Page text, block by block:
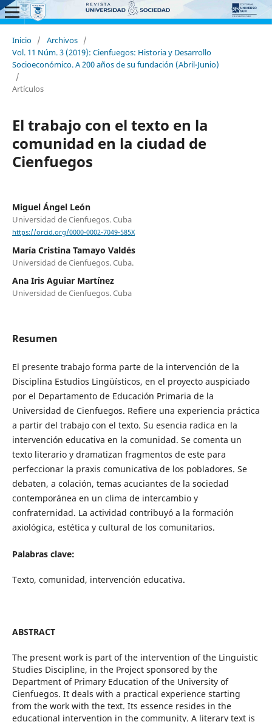
Inicio / Archivos /
Vol. 11 Núm. 3 (2019): Cienfuegos: Historia y Desarrollo
Socioeconómico. A 200 años de su fundación (Abril-Junio)
/
Artículos
El trabajo con el texto en la
comunidad en la ciudad de
Cienfuegos
Miguel Ángel León
Universidad de Cienfuegos. Cuba
https://orcid.org/0000-0002-7049-585X
María Cristina Tamayo Valdés
Universidad de Cienfuegos. Cuba.
Ana Iris Aguiar Martínez
Universidad de Cienfuegos. Cuba
Resumen
El presente trabajo forma parte de la intervención de la
Disciplina Estudios Lingüísticos, en el proyecto auspiciado
por el Departamento de Educación Primaria de la
Universidad de Cienfuegos. Refiere una experiencia práctica
a partir del trabajo con el texto. Su esencia radica en la
intervención educativa en la comunidad. Se comenta un
texto literario y dramatizan fragmentos de este para
perfeccionar la praxis comunicativa de los pobladores. Se
debaten, a colación, temas acuciantes de la sociedad
contemporánea en un clima de intercambio y
confraternidad. La actividad contribuyó a la formación
axiológica, estética y cultural de los comunitarios.
Palabras clave:
Texto, comunidad, intervención educativa.
ABSTRACT
The present work is part of the intervention of the Linguistic
Studies Discipline, in the Project sponsored by the
Department of Primary Education of the University of
Cienfuegos. It deals with a practical experience starting
from the work with the text. Its essence resides in the
educational intervention in the community. A literary text is